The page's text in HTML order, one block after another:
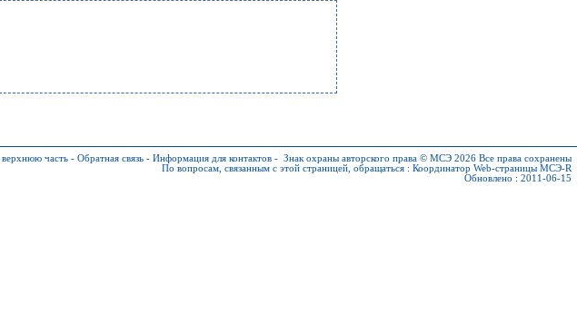
верхнюю часть - Обратная связь - Информация для контактов - Знак охраны авторского права © МСЭ 2026 Все права сохранены
По вопросам, связанным с этой страницей, обращаться : Координатор Web-страницы МСЭ-R
Обновлено : 2011-06-15